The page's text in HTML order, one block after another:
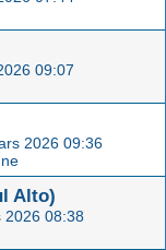
09:07
2026 09:36
Alto)
2026 08:38